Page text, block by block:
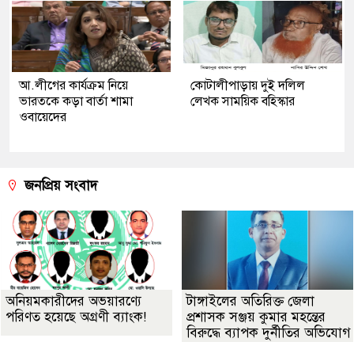
আ.লীগের কার্যক্রম নিয়ে
ভারতকে কড়া বার্তা শামা
ওবায়েদের
কোটালীপাড়ায় দুই দলিল
লেখক সাময়িক বহিস্কার
জনপ্রিয় সংবাদ
অনিয়মকারীদের অভয়ারণ্যে
পরিণত হয়েছে অগ্রণী ব্যাংক!
টাঙ্গাইলের অতিরিক্ত জেলা
প্রশাসক সঞ্জয় কুমার মহন্তের
বিরুদ্ধে ব্যাপক দুর্নীতির অভিযোগ